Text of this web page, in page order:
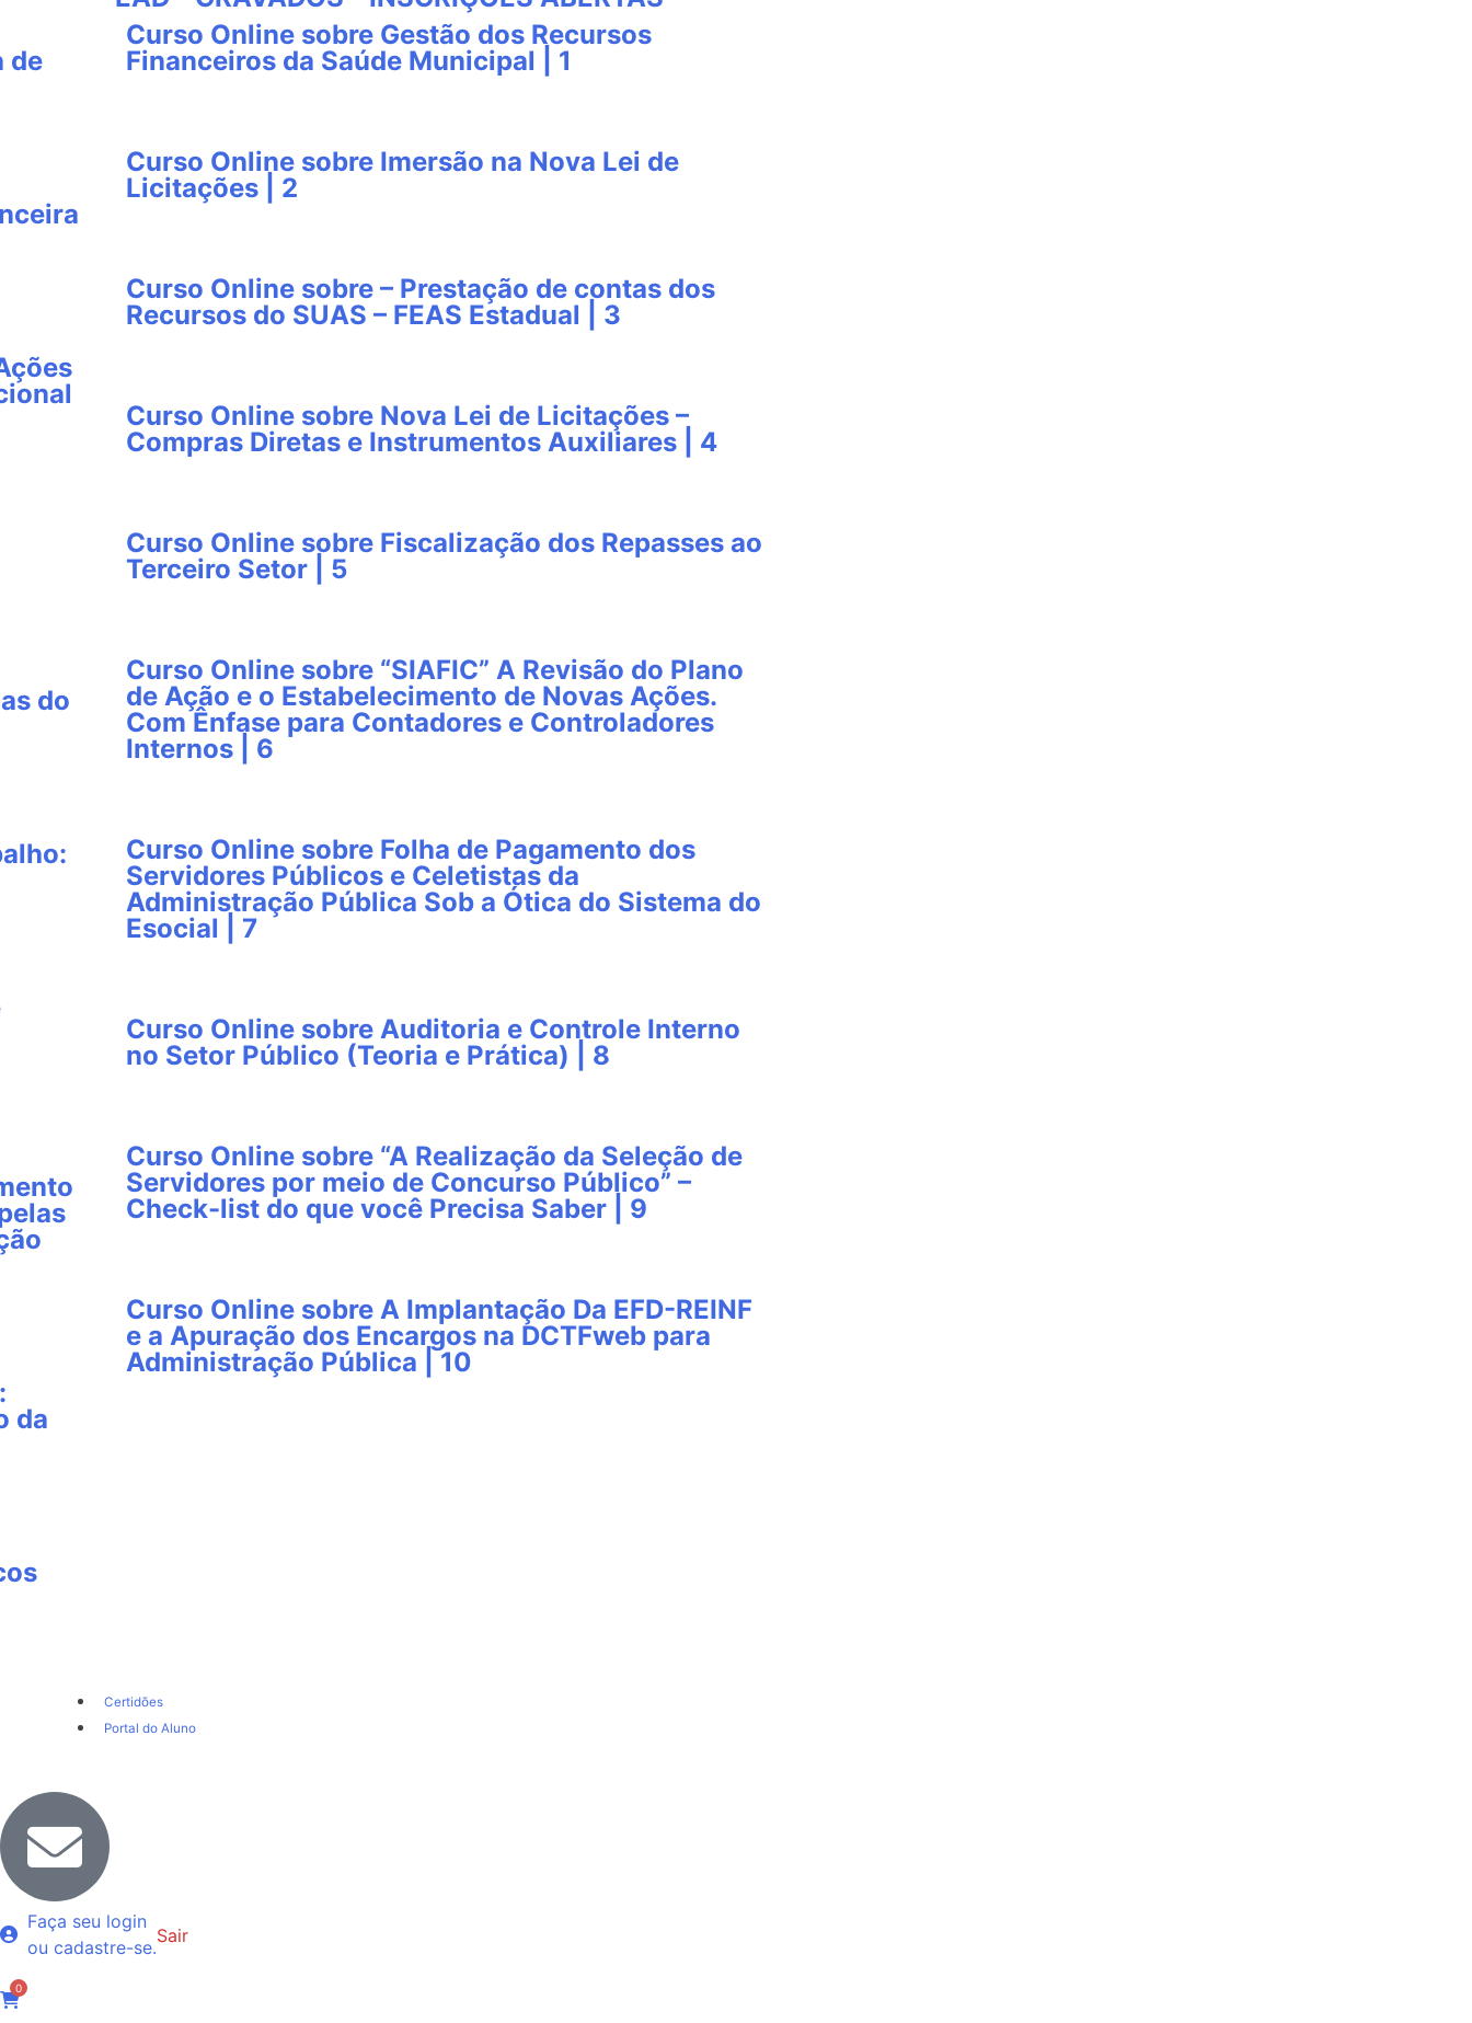
de
do
da
Curso Online sobre Gestão dos Recursos
Financeiros da Saúde Municipal | 1
Curso Online sobre Imersão na Nova Lei de
Licitações | 2
Curso Online sobre – Prestação de contas dos
Recursos do SUAS – FEAS Estadual | 3
Curso Online sobre Nova Lei de Licitações –
Compras Diretas e Instrumentos Auxiliares | 4
Curso Online sobre Fiscalização dos Repasses ao
Terceiro Setor | 5
Curso Online sobre “SIAFIC” A Revisão do Plano
de Ação e o Estabelecimento de Novas Ações.
Com Ênfase para Contadores e Controladores
Internos | 6
Curso Online sobre Folha de Pagamento dos
Servidores Públicos e Celetistas da
Administração Pública Sob a Ótica do Sistema do
Esocial | 7
Curso Online sobre Auditoria e Controle Interno
no Setor Público (Teoria e Prática) | 8
Curso Online sobre “A Realização da Seleção de
Servidores por meio de Concurso Público” –
Check-list do que você Precisa Saber | 9
Curso Online sobre A Implantação Da EFD-REINF
e a Apuração dos Encargos na DCTFweb para
Administração Pública | 10
Certidões
Portal do Aluno
Faça seu login
ou cadastre-se.
Sair
0